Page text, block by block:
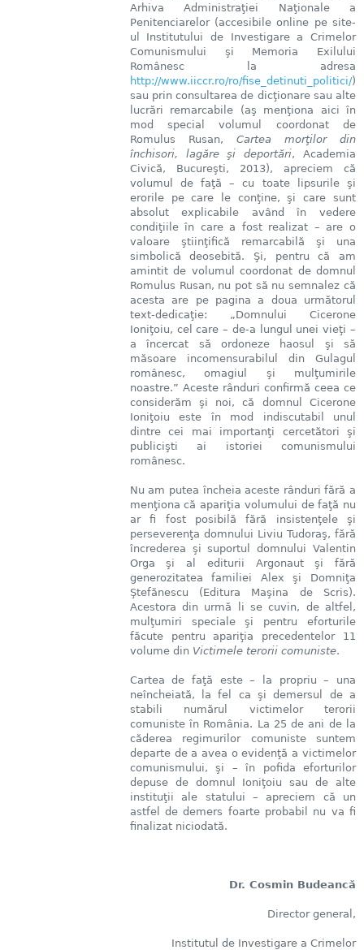
Arhiva Administraţiei Naţionale a
Penitenciarelor (accesibile online pe site-
ul Institutului de Investigare a Crimelor
Comunismului şi Memoria Exilului
Românesc la adresa
http://www.iiccr.ro/ro/fise_detinuti_politici/)
sau prin consultarea de dicţionare sau alte
lucrări remarcabile (aş menţiona aici în
mod special volumul coordonat de
Romulus Rusan, Cartea morţilor din
închisori, lagăre şi deportări, Academia
Civică, Bucureşti, 2013), apreciem că
volumul de faţă – cu toate lipsurile şi
erorile pe care le conţine, şi care sunt
absolut explicabile având în vedere
condiţiile în care a fost realizat – are o
valoare ştiinţifică remarcabilă şi una
simbolică deosebită. Şi, pentru că am
amintit de volumul coordonat de domnul
Romulus Rusan, nu pot să nu semnalez că
acesta are pe pagina a doua următorul
text-dedicaţie: „Domnului Cicerone
Ioniţoiu, cel care – de-a lungul unei vieţi –
a încercat să ordoneze haosul şi să
măsoare incomensurabilul din Gulagul
românesc, omagiul şi mulţumirile
noastre.” Aceste rânduri confirmă ceea ce
considerăm şi noi, că domnul Cicerone
Ioniţoiu este în mod indiscutabil unul
dintre cei mai importanţi cercetători şi
publicişti ai istoriei comunismului
românesc.
Nu am putea încheia aceste rânduri fără a
menţiona că apariţia volumului de faţă nu
ar fi fost posibilă fără insistenţele şi
perseverenţa domnului Liviu Tudoraş, fără
încrederea şi suportul domnului Valentin
Orga şi al editurii Argonaut şi fără
generozitatea familiei Alex şi Domniţa
Ştefănescu (Editura Maşina de Scris).
Acestora din urmă li se cuvin, de altfel,
mulţumiri speciale şi pentru eforturile
făcute pentru apariţia precedentelor 11
volume din Victimele terorii comuniste.
Cartea de faţă este – la propriu – una
neîncheiată, la fel ca şi demersul de a
stabili numărul victimelor terorii
comuniste în România. La 25 de ani de la
căderea regimurilor comuniste suntem
departe de a avea o evidenţă a victimelor
comunismului, şi – în pofida eforturilor
depuse de domnul Ioniţoiu sau de alte
instituţii ale statului – apreciem că un
astfel de demers foarte probabil nu va fi
finalizat niciodată.
Dr. Cosmin Budeancă
Director general,
Institutul de Investigare a Crimelor